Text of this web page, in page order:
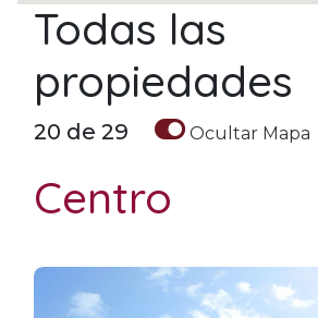
Todas las
propiedades
20 de 29 Ocultar Mapa
Centro